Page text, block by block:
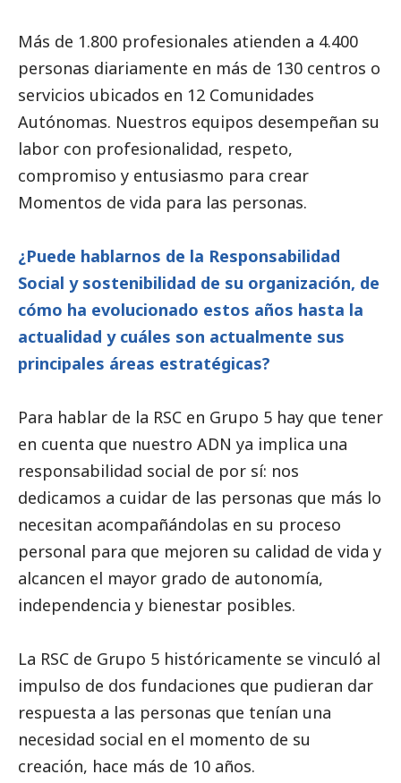
Más de 1.800 profesionales atienden a 4.400
personas diariamente en más de 130 centros o
servicios ubicados en 12 Comunidades
Autónomas. Nuestros equipos desempeñan su
labor con profesionalidad, respeto,
compromiso y entusiasmo para crear
Momentos de vida para las personas.
¿Puede hablarnos de la Responsabilidad
Social y sostenibilidad de su organización, de
cómo ha evolucionado estos años hasta la
actualidad y cuáles son actualmente sus
principales áreas estratégicas?
Para hablar de la RSC en Grupo 5 hay que tener
en cuenta que nuestro ADN ya implica una
responsabilidad social de por sí: nos
dedicamos a cuidar de las personas que más lo
necesitan acompañándolas en su proceso
personal para que mejoren su calidad de vida y
alcancen el mayor grado de autonomía,
independencia y bienestar posibles.
La RSC de Grupo 5 históricamente se vinculó al
impulso de dos fundaciones que pudieran dar
respuesta a las personas que tenían una
necesidad social en el momento de su
creación, hace más de 10 años.